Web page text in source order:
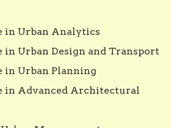
in Urban Analytics
in Urban Design and Transport
in Urban Planning
in Advanced Architectural